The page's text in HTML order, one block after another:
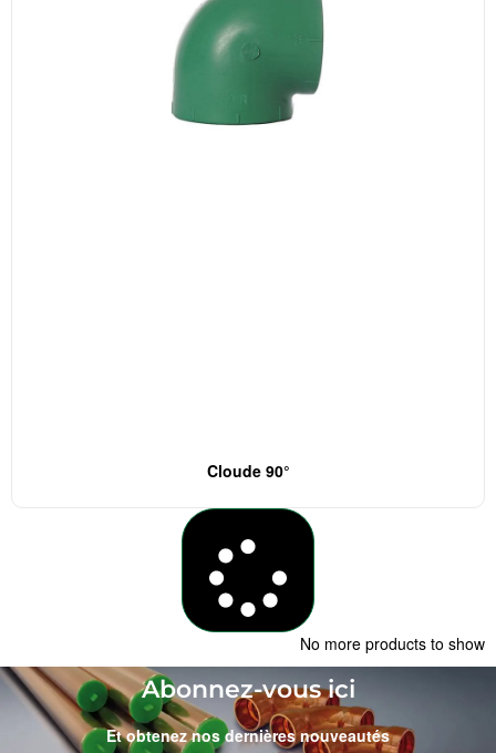
Cloude 90°
No more products to show
Abonnez-vous ici
Et obtenez nos dernières nouveautés